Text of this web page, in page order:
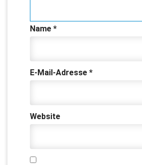
Name *
E-Mail-Adresse *
Website